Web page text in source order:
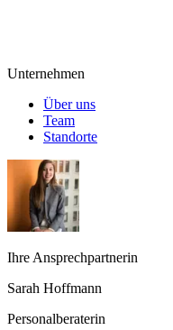
Unternehmen
Über uns
Team
Standorte
Ihre Ansprechpartnerin
Sarah Hoffmann
Personalberaterin